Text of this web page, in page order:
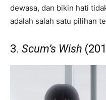
dewasa, dan bikin hati
adalah salah satu pilihan
3. Scum’s Wish